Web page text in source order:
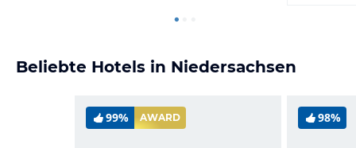
Beliebte Hotels in Niedersachsen
99% AWARD 98%